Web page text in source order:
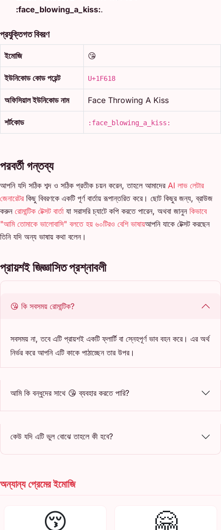
:face_blowing_a_kiss:.
প্রযুক্তিগত বিবরণ
ইমোজি 😘
ইউনিকোড কোড পয়েন্ট U+1F618
অফিসিয়াল ইউনিকোড নাম Face Throwing A Kiss
শর্টকোড :face_blowing_a_kiss:
পরবর্তী গন্তব্য
আপনি যদি সঠিক শব্দ ও সঠিক প্রতীক চয়ন করেন, তাহলে আমাদের AI লাভ লেটার
জেনারেটরকিছু বিবরণকে একটি পূর্ণ বার্তায় রূপান্তরিত করে। ছোট কিছুর জন্য, ব্রাউজ
করুন রোমান্টিক টেক্সট বার্তা যা সরাসরি চ্যাটে কপি করতে পারেন, অথবা জানুন কিভাবে
"আমি তোমাকে ভালোবাসি" বলতে হয় ৬০টিরও বেশি ভাষায়আপনি যাকে টেক্সট করছেন
তিনি যদি অন্য ভাষায় কথা বলেন।
প্রায়শই জিজ্ঞাসিত প্রশ্নাবলী
😘 কি সবসময় রোমান্টিক?
সবসময় না, তবে এটি প্রায়শই একটি ফ্লার্টি বা স্নেহপূর্ণ ভাব বহন করে। এর অর্থ
নির্ভর করে আপনি এটি কাকে পাঠাচ্ছেন তার উপর।
আমি কি বন্ধুদের সাথে 😘 ব্যবহার করতে পারি?
কেউ যদি এটি ভুল বোঝে তাহলে কী হবে?
অন্যান্য প্রেমের ইমোজি
😚 🤗